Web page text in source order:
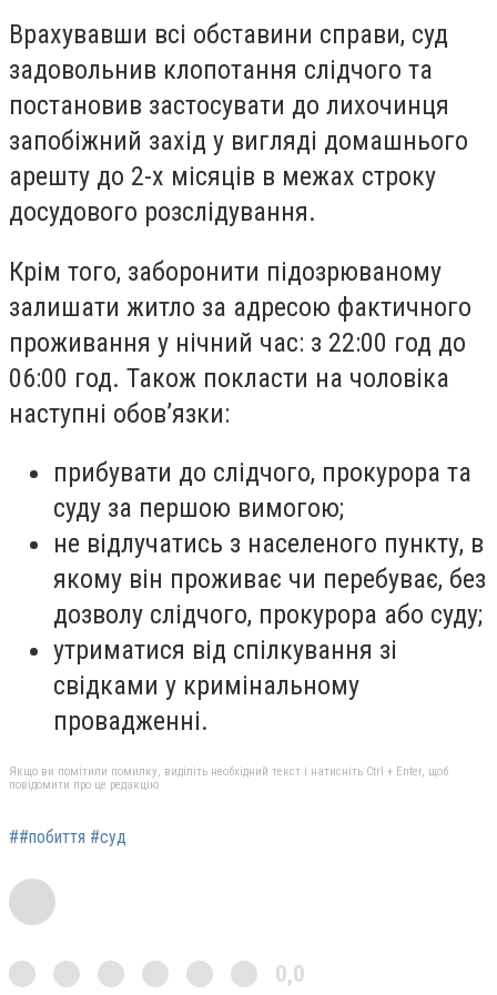
Врахувавши всі обставини справи, суд
задовольнив клопотання слідчого та
постановив застосувати до лихочинця
запобіжний захід у вигляді домашнього
арешту до 2-х місяців в межах строку
досудового розслідування.
Крім того, заборонити підозрюваному
залишати житло за адресою фактичного
проживання у нічний час: з 22:00 год до
06:00 год. Також покласти на чоловіка
наступні обов’язки:
прибувати до слідчого, прокурора та
суду за першою вимогою;
не відлучатись з населеного пункту, в
якому він проживає чи перебуває, без
дозволу слідчого, прокурора або суду;
утриматися від спілкування зі
свідками у кримінальному
провадженні.
Якщо ви помітили помилку, виділіть необхідний текст і натисніть Ctrl + Enter, щоб
повідомити про це редакцію
##побиття #суд
0,0